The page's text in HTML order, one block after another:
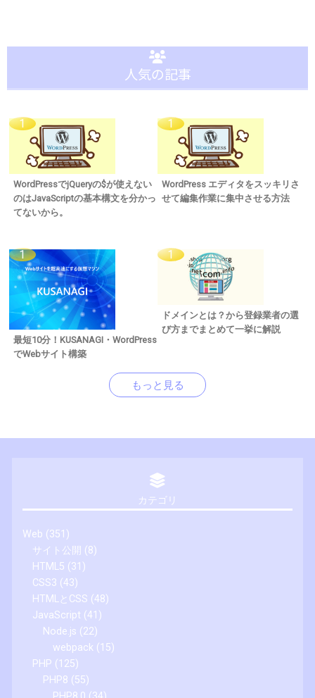
人気の記事
WordPressでjQueryの$が使えない
のはJavaScriptの基本構文を分かっ
てないから。
WordPress エディタをスッキリさ
せて編集作業に集中させる方法
最短10分！KUSANAGI・WordPress
でWebサイト構築
ドメインとは？から登録業者の選
び方までまとめて一挙に解説
もっと見る
カテゴリ
Web (351)
サイト公開 (8)
HTML5 (31)
CSS3 (43)
HTMLとCSS (48)
JavaScript (41)
Node.js (22)
webpack (15)
PHP (125)
PHP8 (55)